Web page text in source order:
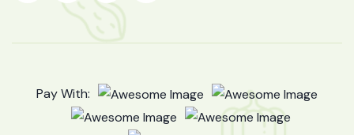
Pay With: